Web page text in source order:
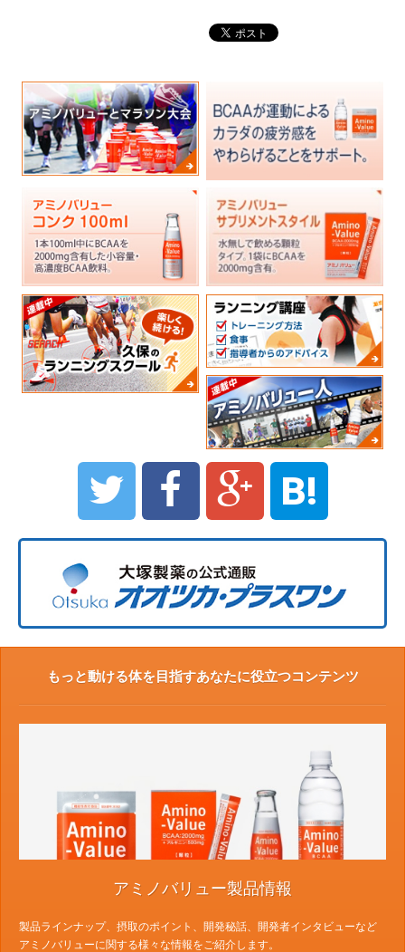
B!
もっと動ける体を目指すあなたに役立つコンテンツ
アミノバリュー製品情報
製品ラインナップ、摂取のポイント、開発秘話、開発者インタビューなど
アミノバリューに関する様々な情報をご紹介します。